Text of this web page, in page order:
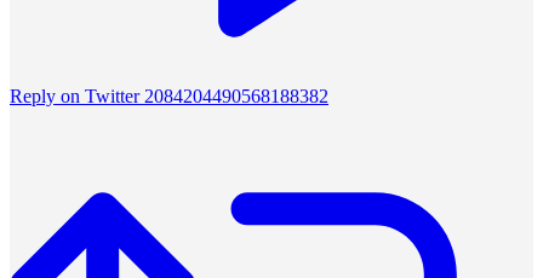
Reply on Twitter 2084204490568188382